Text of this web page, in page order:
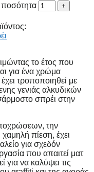
το έτος που
για ένα χρώμα
τροποποιηθεί με
γενιάς αλκυδικών
σπρέι στην
την
πίεση, έχει
για σχεδόν
που απαιτεί ματ
για να καλύψει τις